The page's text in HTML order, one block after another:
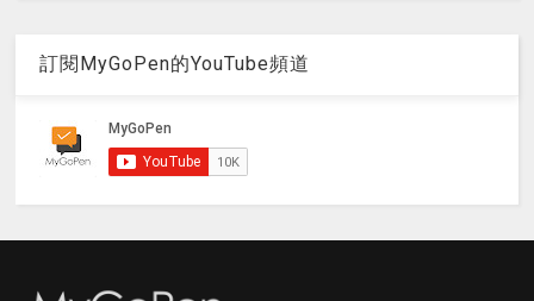
訂閱MyGoPen的YouTube頻道